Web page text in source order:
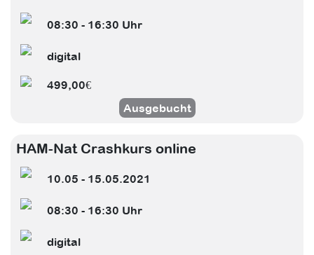
08:30 - 16:30 Uhr
digital
499,00€
Ausgebucht
HAM-Nat Crashkurs online
10.05 - 15.05.2021
08:30 - 16:30 Uhr
digital